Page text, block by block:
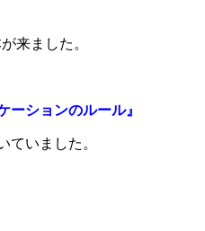
来ました。
ーションのルール』
ていました。